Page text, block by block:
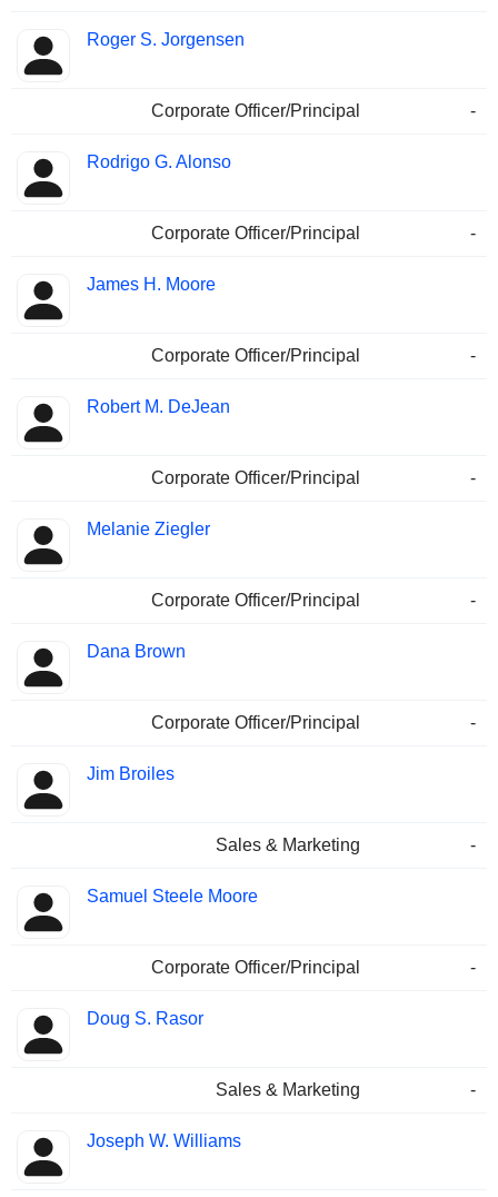
Roger S. Jorgensen
Corporate Officer/Principal -
Rodrigo G. Alonso
Corporate Officer/Principal -
James H. Moore
Corporate Officer/Principal -
Robert M. DeJean
Corporate Officer/Principal -
Melanie Ziegler
Corporate Officer/Principal -
Dana Brown
Corporate Officer/Principal -
Jim Broiles
Sales & Marketing -
Samuel Steele Moore
Corporate Officer/Principal -
Doug S. Rasor
Sales & Marketing -
Joseph W. Williams